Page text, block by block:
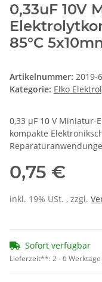
0,33uF 10V
85°C
Artikelnummer: 2019-
Kategorie: Elko
0,33 µF 10 V Miniatur-
kompakte
0,75 €
inkl. 19% USt. , zzgl.
Sofort verfügbar
Lieferzeit**:2 - 6 Werktage